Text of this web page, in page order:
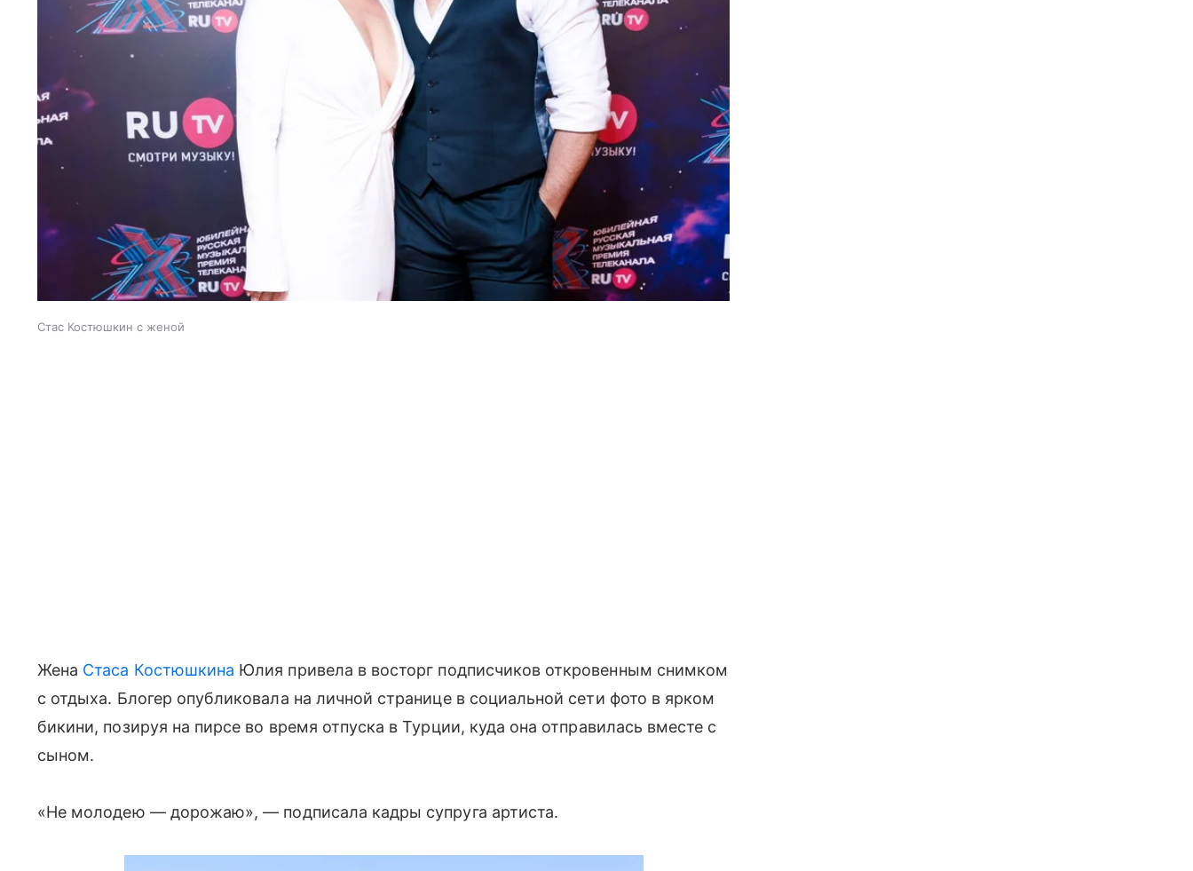
Стас Костюшкин с женой
Жена Стаса Костюшкина Юлия привела в восторг подписчиков откровенным снимком
с отдыха. Блогер опубликовала на личной странице в социальной сети фото в ярком
бикини, позируя на пирсе во время отпуска в Турции, куда она отправилась вместе с
сыном.
«Не молодею — дорожаю», — подписала кадры супруга артиста.